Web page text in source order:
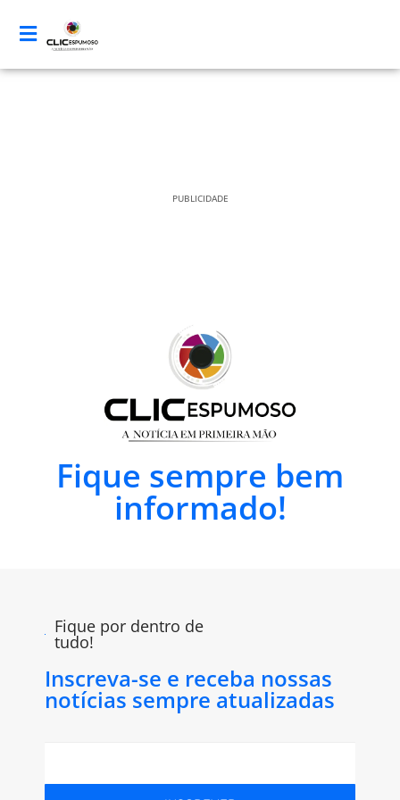
PUBLICIDADE
Fique sempre bem
informado!
Fique por dentro de
tudo!
Inscreva-se e receba nossas
notícias sempre atualizadas